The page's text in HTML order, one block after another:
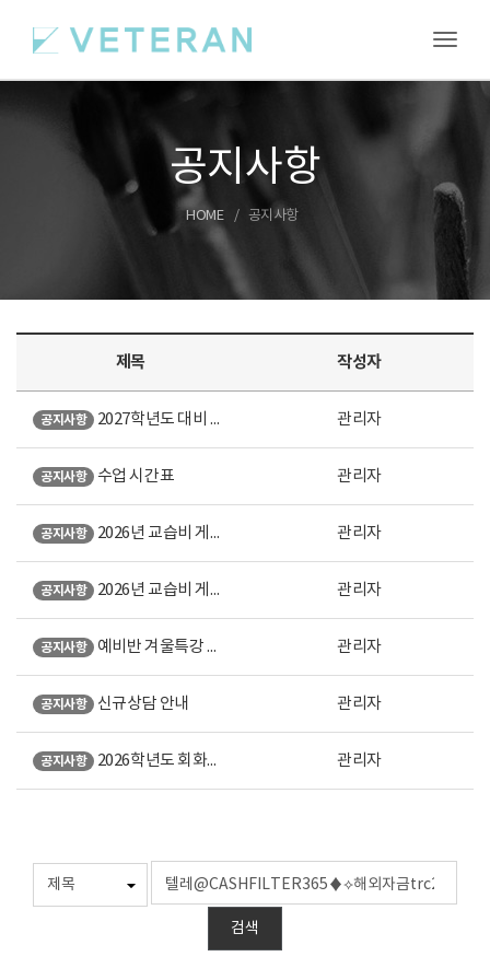
공지사항
HOME 공지사항
제목 작성자
공지사항 2027학년도 대비 여름특강 안내 관리자
공지사항 수업 시간표 관리자
공지사항 2026년 교습비 게시표 (강남 본원) 관리자
공지사항 2026년 교습비 게시표 (노원 직영) 관리자
공지사항 예비반 겨울특강 안내 관리자
공지사항 신규상담 안내 관리자
공지사항 2026학년도 회화계열 미대입시 설명회 오시는 길 안내 관리자
검색